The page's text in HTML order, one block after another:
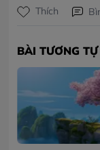
Thích
BÀI TƯƠNG TỰ